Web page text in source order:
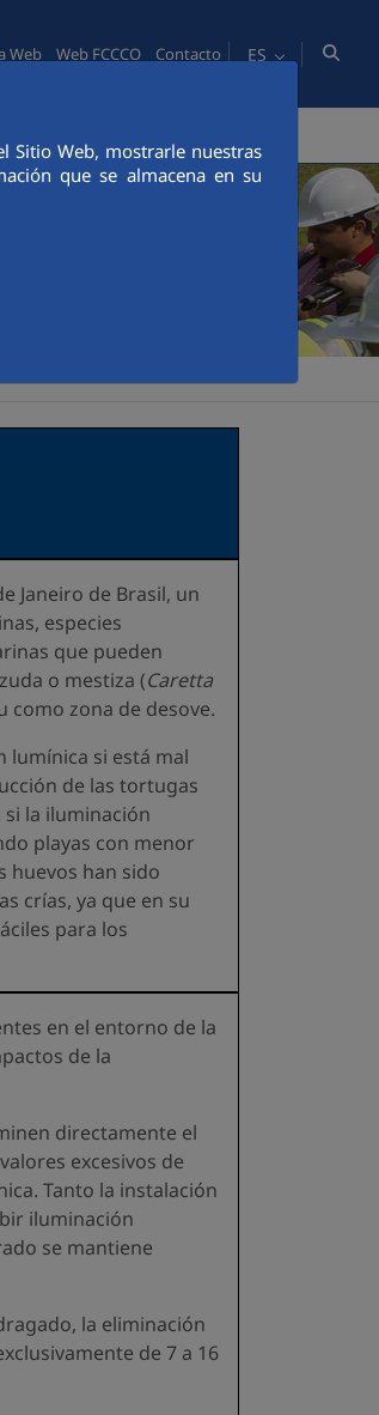
Sitio Web, mostrarle nuestras
que se almacena en su
Web Web FCCCO Contacto ES
Janeiro de Brasil, un
especies
que pueden
o mestiza (Caretta
como zona de desove.
lumínica si está mal
de las tortugas
la iluminación
playas con menor
huevos han sido
crías, ya que en su
para los
en el entorno de la
de la
directamente el
excesivos de
Tanto la instalación
iluminación
se mantiene
la eliminación
de 7 a 16